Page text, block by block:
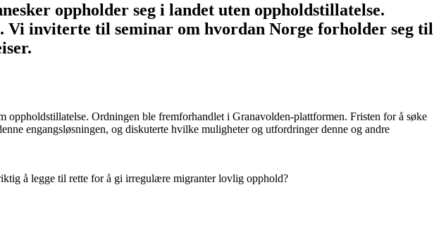
oppholder seg i landet uten oppholdstillatelse.
inviterte til seminar om hvordan Norge forholder seg til
oppholdstillatelse. Ordningen ble fremforhandlet i Granavolden-plattformen. Fristen for å søke
engangsløsningen, og diskuterte hvilke muligheter og utfordringer denne og andre
å legge til rette for å gi irregulære migranter lovlig opphold?